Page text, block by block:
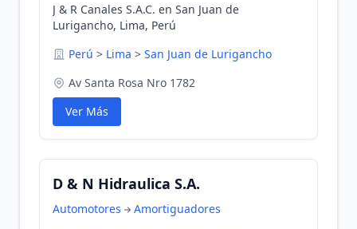
J & R Canales S.A.C. en San Juan de
Lurigancho, Lima, Perú
Perú > Lima > San Juan de Lurigancho
Av Santa Rosa Nro 1782
Ver Más
D & N Hidraulica S.A.
Automotores
Amortiguadores